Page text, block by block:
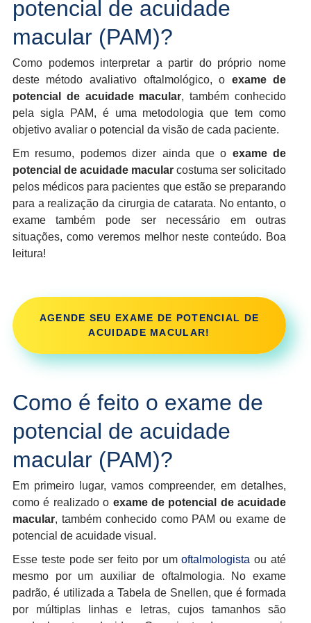
potencial de acuidade
macular (PAM)?
Como podemos interpretar a partir do próprio nome
deste método avaliativo oftalmológico, o exame de
potencial de acuidade macular, também conhecido
pela sigla PAM, é uma metodologia que tem como
objetivo avaliar o potencial da visão de cada paciente.
Em resumo, podemos dizer ainda que o exame de
potencial de acuidade macular costuma ser solicitado
pelos médicos para pacientes que estão se preparando
para a realização da cirurgia de catarata. No entanto, o
exame também pode ser necessário em outras
situações, como veremos melhor neste conteúdo. Boa
leitura!
AGENDE SEU EXAME DE POTENCIAL DE
ACUIDADE MACULAR!
Como é feito o exame de
potencial de acuidade
macular (PAM)?
Em primeiro lugar, vamos compreender, em detalhes,
como é realizado o exame de potencial de acuidade
macular, também conhecido como PAM ou exame de
potencial de acuidade visual.
Esse teste pode ser feito por umoftalmologista ou até
mesmo por um auxiliar de oftalmologia. No exame
padrão, é utilizada a Tabela de Snellen, que é formada
por múltiplas linhas e letras, cujos tamanhos são